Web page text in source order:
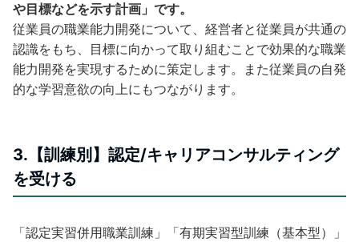
や目標などを示す計画」です。
従業員の職業能力開発について、経営者と従業員が共通の
認識をもち、目標に向かって取り組むことで効果的な職業
能力開発を実現するために策定します。また従業員の自発
的な学習意欲の向上にもつながります。
3.【訓練別】認定/キャリアコンサルティング
を受ける
「認定実習併用職業訓練」「有期実習型訓練（基本型）」